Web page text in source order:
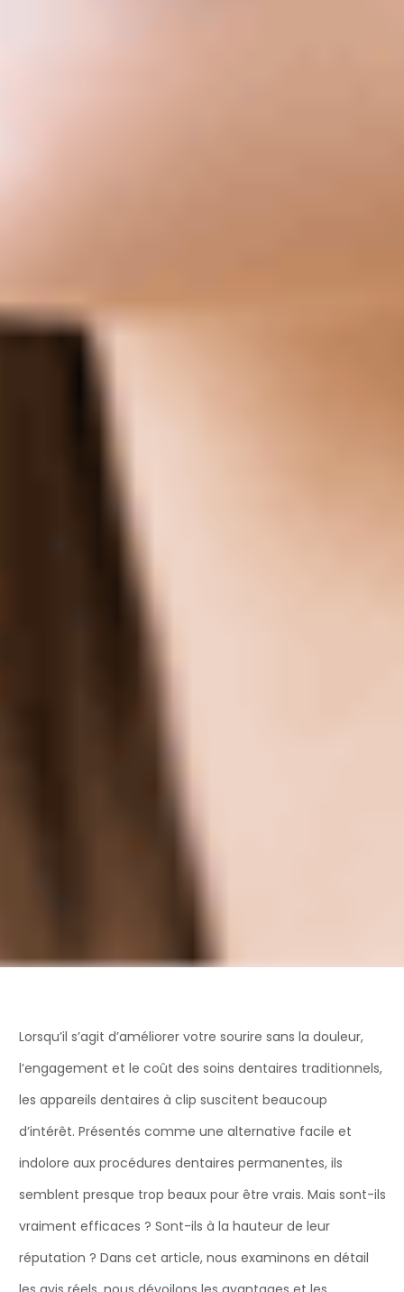
Lorsqu’il s’agit d’améliorer votre sourire sans la douleur,
l’engagement et le coût des soins dentaires traditionnels,
les appareils dentaires à clip suscitent beaucoup
d’intérêt. Présentés comme une alternative facile et
indolore aux procédures dentaires permanentes, ils
semblent presque trop beaux pour être vrais. Mais sont-ils
vraiment efficaces ? Sont-ils à la hauteur de leur
réputation ? Dans cet article, nous examinons en détail